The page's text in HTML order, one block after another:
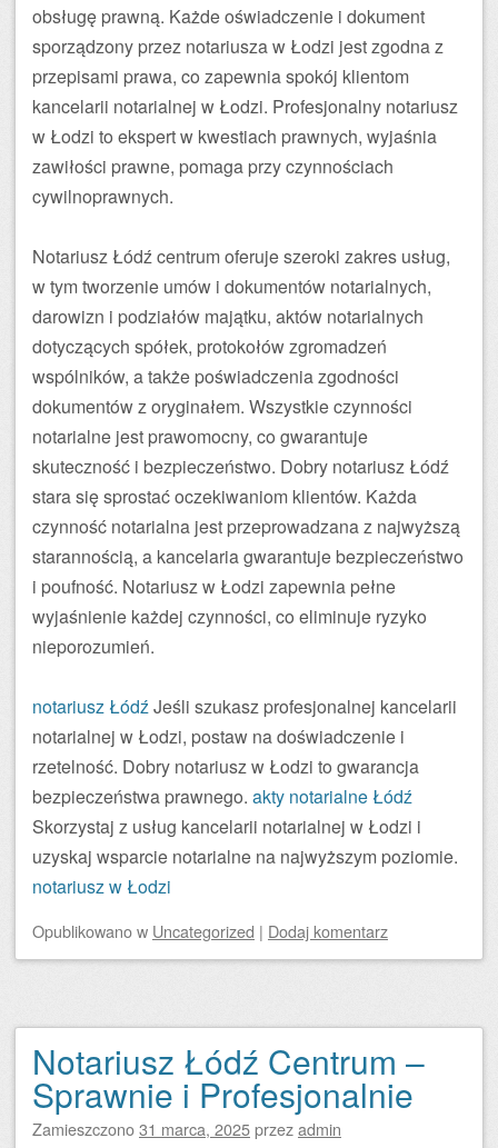
obsługę prawną. Każde oświadczenie i dokument
sporządzony przez notariusza w Łodzi jest zgodna z
przepisami prawa, co zapewnia spokój klientom
kancelarii notarialnej w Łodzi. Profesjonalny notariusz
w Łodzi to ekspert w kwestiach prawnych, wyjaśnia
zawiłości prawne, pomaga przy czynnościach
cywilnoprawnych.
Notariusz Łódź centrum oferuje szeroki zakres usług,
w tym tworzenie umów i dokumentów notarialnych,
darowizn i podziałów majątku, aktów notarialnych
dotyczących spółek, protokołów zgromadzeń
wspólników, a także poświadczenia zgodności
dokumentów z oryginałem. Wszystkie czynności
notarialne jest prawomocny, co gwarantuje
skuteczność i bezpieczeństwo. Dobry notariusz Łódź
stara się sprostać oczekiwaniom klientów. Każda
czynność notarialna jest przeprowadzana z najwyższą
starannością, a kancelaria gwarantuje bezpieczeństwo
i poufność. Notariusz w Łodzi zapewnia pełne
wyjaśnienie każdej czynności, co eliminuje ryzyko
nieporozumień.
notariusz Łódź Jeśli szukasz profesjonalnej kancelarii
notarialnej w Łodzi, postaw na doświadczenie i
rzetelność. Dobry notariusz w Łodzi to gwarancja
bezpieczeństwa prawnego. akty notarialne Łódź
Skorzystaj z usług kancelarii notarialnej w Łodzi i
uzyskaj wsparcie notarialne na najwyższym poziomie.
notariusz w Łodzi
Opublikowanow Uncategorized | Dodaj komentarz
Notariusz Łódź Centrum –
Sprawnie i Profesjonalnie
Zamieszczono31 marca, 2025przezadmin